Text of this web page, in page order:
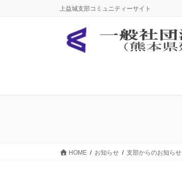
上益城支部コミュニティーサイト
HOME お知らせ 支部からのお知らせ